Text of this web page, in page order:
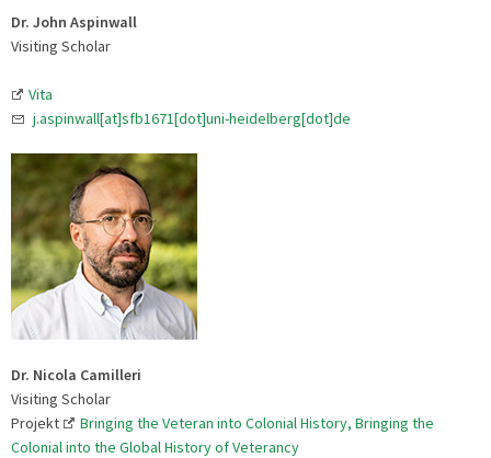
Dr. John Aspinwall
Visiting Scholar
Vita
j.aspinwall[at]sfb1671[dot]uni-heidelberg[dot]de
Dr. Nicola Camilleri
Visiting Scholar
Projekt
Bringing the Veteran into Colonial History, Bringing the
Colonial into the Global History of Veterancy